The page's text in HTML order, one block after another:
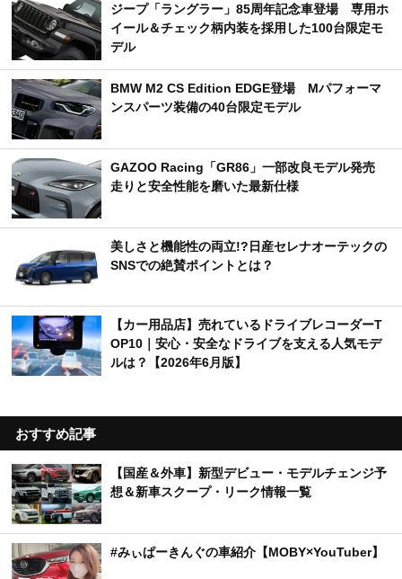
ジープ「ラングラー」85周年記念車登場 専用ホ
イール＆チェック柄内装を採用した100台限定モ
デル
BMW M2 CS Edition EDGE登場 Mパフォーマ
ンスパーツ装備の40台限定モデル
GAZOO Racing「GR86」一部改良モデル発売
走りと安全性能を磨いた最新仕様
美しさと機能性の両立!?日産セレナオーテックの
SNSでの絶賛ポイントとは？
【カー用品店】売れているドライブレコーダーT
OP10｜安心・安全なドライブを支える人気モデ
ルは？【2026年6月版】
おすすめ記事
【国産＆外車】新型デビュー・モデルチェンジ予
想＆新車スクープ・リーク情報一覧
#みぃぱーきんぐの車紹介【MOBY×YouTuber】